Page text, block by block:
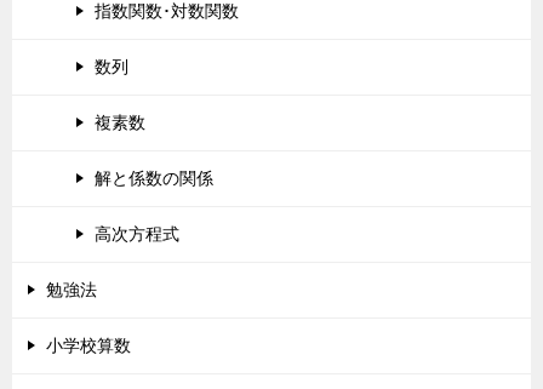
指数関数･対数関数
数列
複素数
解と係数の関係
高次方程式
勉強法
小学校算数